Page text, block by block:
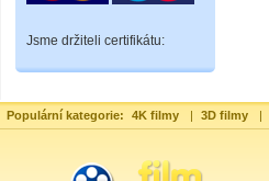
Jsme držiteli certifikátu:
Populární kategorie: 4K filmy | 3D filmy |